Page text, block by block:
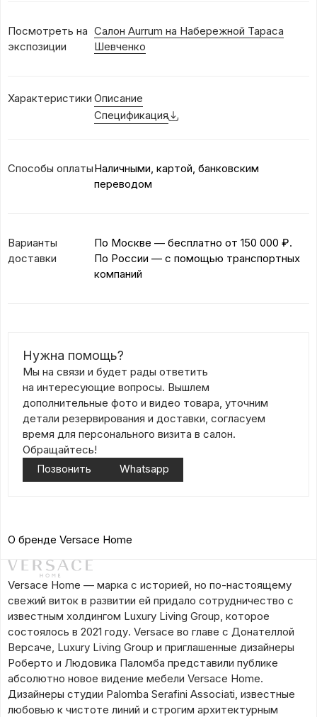
Посмотреть на
экспозиции
Салон Aurrum на Набережной Тараса
Шевченко
Характеристики Описание
Спецификация
Способы оплатыНаличными, картой, банковским
переводом
Варианты
доставки
По Москве — бесплатно от 150 000 ₽.
По России — с помощью транспортных
компаний
Нужна помощь?
Мы на связи и будет рады ответить
на интересующие вопросы. Вышлем
дополнительные фото и видео товара, уточним
детали резервирования и доставки, согласуем
время для персонального визита в салон.
Обращайтесь!
Позвонить
Whatsapp
О бренде Versace Home
Versace Home — марка с историей, но по-настоящему
свежий виток в развитии ей придало сотрудничество с
известным холдингом Luxury Living Group, которое
состоялось в 2021 году. Versace во главе с Донателлой
Версаче, Luxury Living Group и приглашенные дизайнеры
Роберто и Людовика Паломба представили публике
абсолютно новое видение мебели Versace Home.
Дизайнеры студии Palomba Serafini Associati, известные
любовью к чистоте линий и строгим архитектурным